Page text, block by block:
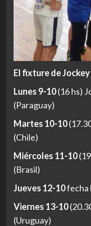
El fixture de Jockey
Lunes 9-10(16 hs)
(Paraguay)
Martes 10-10
(Chile)
Miércoles 11-10(19
(Brasil)
Jueves 12-10fecha
Viernes 13-10
(Uruguay)